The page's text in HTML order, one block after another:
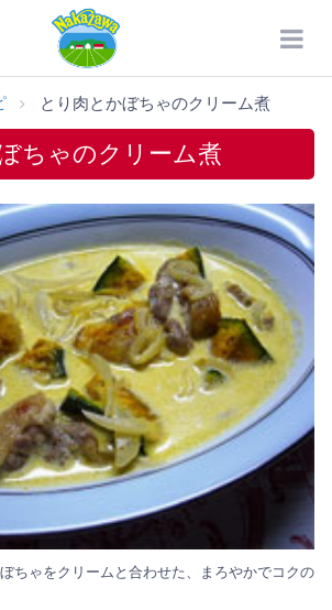
とり肉とかぼちゃのクリーム煮
ちゃのクリーム煮
ちゃをクリームと合わせた、まろやかでコクの